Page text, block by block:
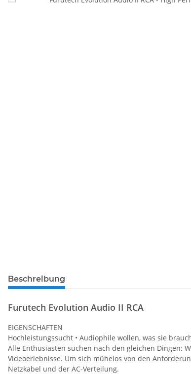
Beschreibung
Furutech Evolution Audio II RCA
EIGENSCHAFTEN
Hochleistungssucht • Audiophile wollen, was sie
Alle Enthusiasten suchen nach den gleichen Dingen:
Videoerlebnisse. Um sich mühelos von den
Netzkabel und der AC-Verteilung.